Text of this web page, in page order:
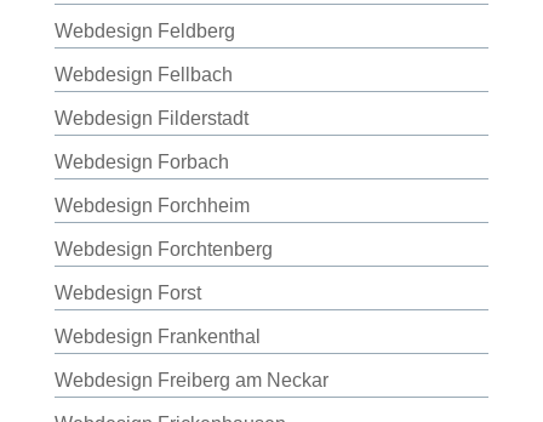
Webdesign Feldberg
Webdesign Fellbach
Webdesign Filderstadt
Webdesign Forbach
Webdesign Forchheim
Webdesign Forchtenberg
Webdesign Forst
Webdesign Frankenthal
Webdesign Freiberg am Neckar